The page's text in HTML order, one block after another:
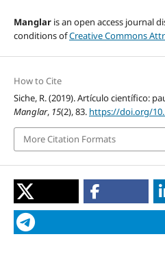
Manglar is an open access journal
conditions ofCreative Commons
How to Cite
Siche, R. (2019). Artículo científico:
Manglar, 15(2), 83. https://doi.org/
More Citation Formats